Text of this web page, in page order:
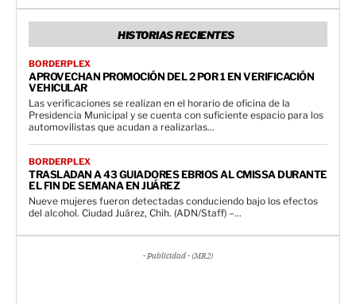
HISTORIAS RECIENTES
BORDERPLEX
APROVECHAN PROMOCIÓN DEL 2 POR 1 EN VERIFICACIÓN
VEHICULAR
Las verificaciones se realizan en el horario de oficina de la
Presidencia Municipal y se cuenta con suficiente espacio para los
automovilistas que acudan a realizarlas...
BORDERPLEX
TRASLADAN A 43 GUIADORES EBRIOS AL CMISSA DURANTE
EL FIN DE SEMANA EN JUÁREZ
Nueve mujeres fueron detectadas conduciendo bajo los efectos
del alcohol. Ciudad Juárez, Chih. (ADN/Staff) –...
- Publicidad - (MR2)